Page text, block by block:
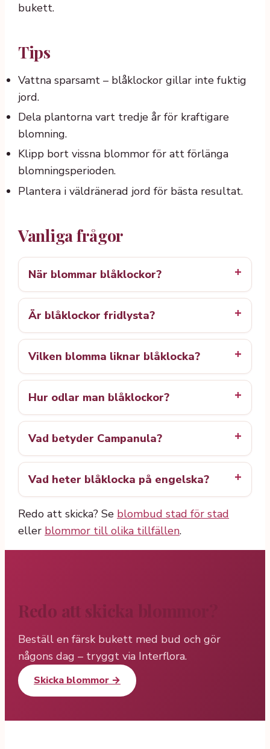
bukett.
Tips
Vattna sparsamt – blåklockor gillar inte fuktig
jord.
Dela plantorna vart tredje år för kraftigare
blomning.
Klipp bort vissna blommor för att förlänga
blomningsperioden.
Plantera i väldränerad jord för bästa resultat.
Vanliga frågor
När blommar blåklockor?
Är blåklockor fridlysta?
Vilken blomma liknar blåklocka?
Hur odlar man blåklockor?
Vad betyder Campanula?
Vad heter blåklocka på engelska?
Redo att skicka? Se blombud stad för stad
eller blommor till olika tillfällen.
Redo att skicka blommor?
Beställ en färsk bukett med bud och gör
någons dag – tryggt via Interflora.
Skicka blommor →